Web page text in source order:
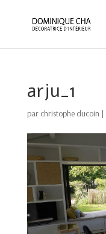
arju_1
par christophe ducoin |